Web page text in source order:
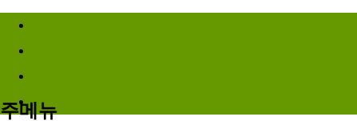
바로가기메뉴
주메뉴